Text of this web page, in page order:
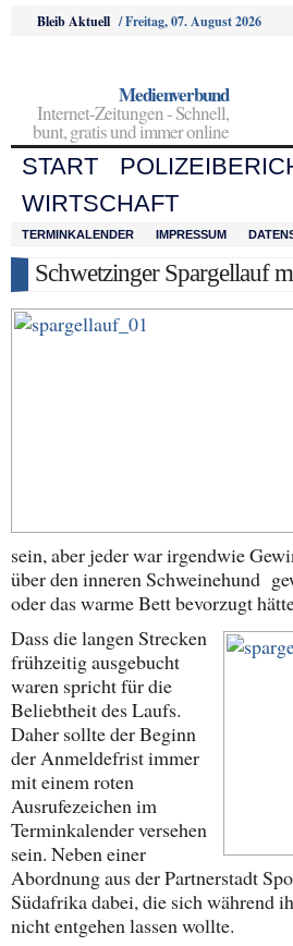
Bleib Aktuell /Freitag, 07. August 2026
Medienverbund
Internet-Zeitungen - Schnell,
bunt, gratis und immer online
START
WIRTSCHAFT
TERMINKALENDER IMPRESSUM
Schwetzinger Spargellauf
sein, aber jeder war irgendwie
über den inneren Schweinehund
oder das warme Bett bevorzugt
Dass die langen Strecken
frühzeitig ausgebucht
waren spricht für die
Beliebtheit des Laufs.
Daher sollte der Beginn
der Anmeldefrist immer
mit einem roten
Ausrufezeichen im
Terminkalender versehen
sein. Neben einer
Abordnung aus der Partnerstadt
Südafrika dabei, die sich während
nicht entgehen lassen wollte.